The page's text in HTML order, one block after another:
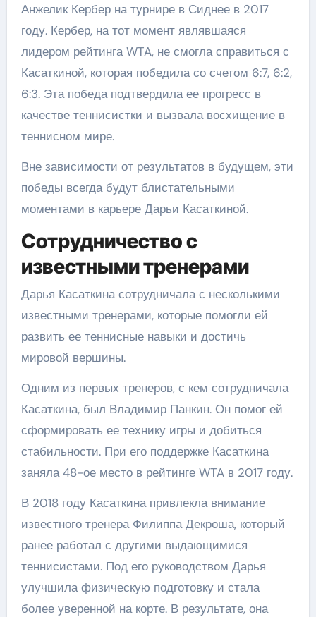
Анжелик Кербер на турнире в Сиднее в 2017
году. Кербер, на тот момент являвшаяся
лидером рейтинга WTA, не смогла справиться с
Касаткиной, которая победила со счетом 6:7, 6:2,
6:3. Эта победа подтвердила ее прогресс в
качестве теннисистки и вызвала восхищение в
теннисном мире.
Вне зависимости от результатов в будущем, эти
победы всегда будут блистательными
моментами в карьере Дарьи Касаткиной.
Сотрудничество с
известными тренерами
Дарья Касаткина сотрудничала с несколькими
известными тренерами, которые помогли ей
развить ее теннисные навыки и достичь
мировой вершины.
Одним из первых тренеров, с кем сотрудничала
Касаткина, был Владимир Панкин. Он помог ей
сформировать ее технику игры и добиться
стабильности. При его поддержке Касаткина
заняла 48-ое место в рейтинге WTA в 2017 году.
В 2018 году Касаткина привлекла внимание
известного тренера Филиппа Декроша, который
ранее работал с другими выдающимися
теннисистами. Под его руководством Дарья
улучшила физическую подготовку и стала
более уверенной на корте. В результате, она